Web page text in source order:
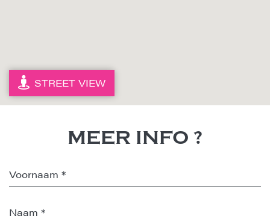
STREET VIEW
MEER INFO ?